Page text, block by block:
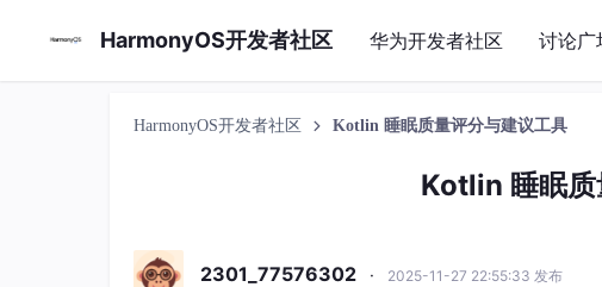
HarmonyOS开发者社区 华为开发者社区 讨论广
HarmonyOS开发者社区 Kotlin 睡眠质量评分与建议工具
Kotlin 睡眠质
2301_77576302 · 2025-11-27 22:55:33 发布